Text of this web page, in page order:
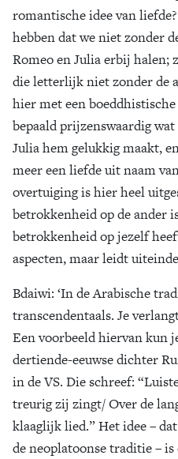
romantische idee van
hebben dat we niet zonder
Romeo en Julia erbij halen;
die letterlijk niet zonder de
hier met een
bepaald prijzenswaardig
Julia hem gelukkig maakt,
meer een liefde uit naam
overtuiging is hier heel
betrokkenheid op de ander
betrokkenheid op jezelf
aspecten, maar leidt
Bdaiwi: ‘In de Arabische
transcendentaals. Je
Een voorbeeld hiervan kun
dertiende-eeuwse dichter
in de VS. Die schreef:
treurig zij zingt/ Over de
klaaglijk lied.” Het idee –
de neoplatoonse traditie –